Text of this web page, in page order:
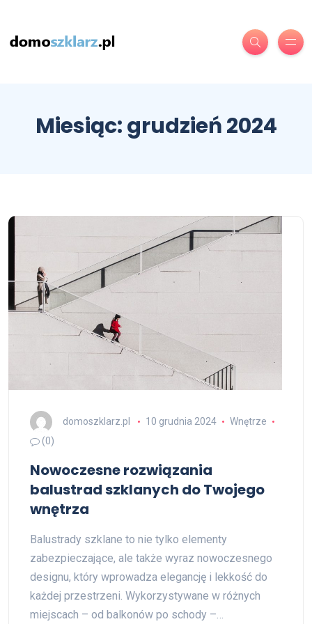
Miesiąc:grudzień 2024
domoszklarz.pl 10 grudnia 2024
Wnętrze
(0)
Nowoczesne rozwiązania
balustrad szklanych do Twojego
wnętrza
Balustrady szklane to nie tylko elementy
zabezpieczające, ale także wyraz nowoczesnego
designu, który wprowadza elegancję i lekkość do
każdej przestrzeni. Wykorzystywane w różnych
miejscach – od balkonów po schody –…